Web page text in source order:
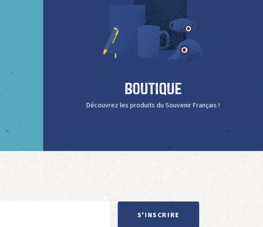
Boutique
Découvrez les produits du Souvenir Français !
S'INSCRIRE